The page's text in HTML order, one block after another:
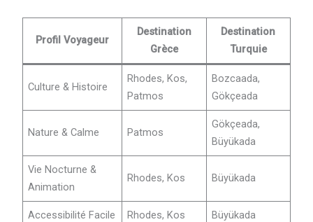
Profil Voyageur
Destination
Grèce
Destination
Turquie
Culture & Histoire
Rhodes, Kos,
Patmos
Bozcaada,
Gökçeada
Nature & Calme Patmos
Gökçeada,
Büyükada
Vie Nocturne &
Animation
Rhodes, Kos Büyükada
Accessibilité Facile Rhodes, Kos Büyükada